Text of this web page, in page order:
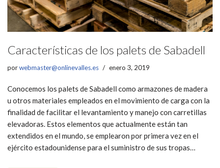
Características de los palets de Sabadell
porwebmaster@onlinevalles.es enero 3, 2019
Conocemos los palets de Sabadell como armazones de madera
u otros materiales empleados en el movimiento de carga con la
finalidad de facilitar el levantamiento y manejo con carretillas
elevadoras. Estos elementos que actualmente están tan
extendidos en el mundo, se emplearon por primera vez en el
ejército estadounidense para el suministro de sus tropas…